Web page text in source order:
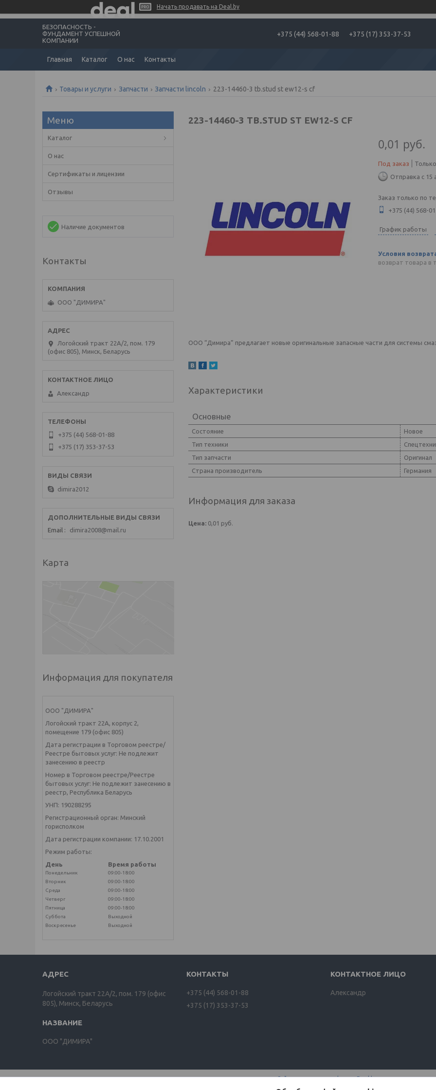
Начать продавать на Deal.by
БЕЗОПАСНОСТЬ -
ФУНДАМЕНТ УСПЕШНОЙ
КОМПАНИИ
+375 (44) 568-01-88 +375 (17) 353-37-53
Главная Каталог О нас Контакты
Товары и услуги Запчасти Запчасти lincoln 223-14460-3 tb.stud st ew12-s cf
223-14460-3 TB.STUD ST EW12-S CF
0,01 руб.
Под заказ
Отправка с 15
Заказ только по
+375 (44) 568-
График работы
возврат товара в
ООО “Димира” предлагает новые оригинальные запасные части для системы
Характеристики
Основные
Состояние
Новое
Тип техники
Тип запчасти
Оригинал
Страна производитель
Германия
Информация для заказа
Цена: 0,01 руб.
Каталог
О нас
Сертификаты и лицензии
Отзывы
Наличие документов
Контакты
ООО "ДИМИРА"
Логойский тракт 22А/2, пом. 179
(офис 805), Минск, Беларусь
Александр
+375 (44) 568-01-88
+375 (17) 353-37-53
dimira2012
Email dimira2008@mail.ru
Карта
Информация для покупателя
ООО "ДИМИРА"
Логойский тракт 22А, корпус 2,
помещение 179 (офис 805)
Дата регистрации в Торговом реестре/
Реестре бытовых услуг: Не подлежит
занесению в реестр
Номер в Торговом реестре/Реестре
бытовых услуг: Не подлежит занесению в
реестр, Республика Беларусь
УНП: 190288295
Регистрационный орган: Минский
горисполком
Дата регистрации компании: 17.10.2001
Режим работы:
День
Время работы
Понедельник
09:00-18:00
Вторник
09:00-18:00
Среда
09:00-18:00
Четверг
09:00-18:00
Пятница
09:00-18:00
Суббота
Выходной
Воскресенье
Выходной
Логойский тракт 22А/2, пом. 179 (офис
805), Минск, Беларусь
ООО "ДИМИРА"
+375 (44) 568-01-88
+375 (17) 353-37-53
Александр
Сайт создан на платформе Deal.by
Политика обработки файлов cookies